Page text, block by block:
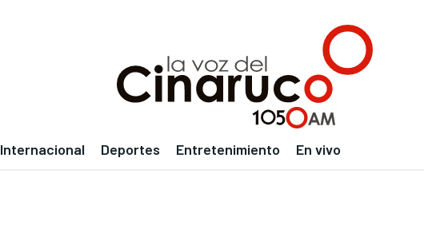
Internacional Deportes Entretenimiento En vivo